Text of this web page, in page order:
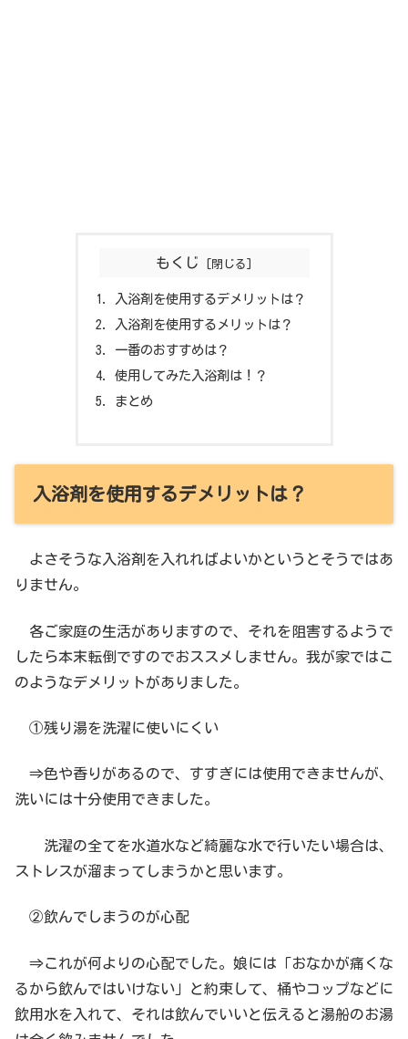
もくじ
入浴剤を使用するデメリットは？
入浴剤を使用するメリットは？
一番のおすすめは？
使用してみた入浴剤は！？
まとめ
入浴剤を使用するデメリットは？
よさそうな入浴剤を入れればよいかというとそうではあ
りません。
各ご家庭の生活がありますので、それを阻害するようで
したら本末転倒ですのでおススメしません。我が家ではこ
のようなデメリットがありました。
①残り湯を洗濯に使いにくい
⇒色や香りがあるので、すすぎには使用できませんが、
洗いには十分使用できました。
洗濯の全てを水道水など綺麗な水で行いたい場合は、
ストレスが溜まってしまうかと思います。
②飲んでしまうのが心配
⇒これが何よりの心配でした。娘には「おなかが痛くな
るから飲んではいけない」と約束して、桶やコップなどに
飲用水を入れて、それは飲んでいいと伝えると湯船のお湯